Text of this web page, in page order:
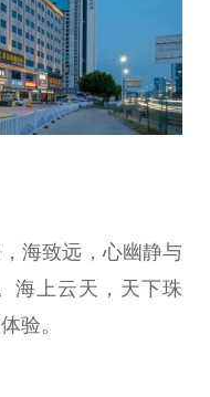
海致远，心幽静与
海上云天，天下珠
验。